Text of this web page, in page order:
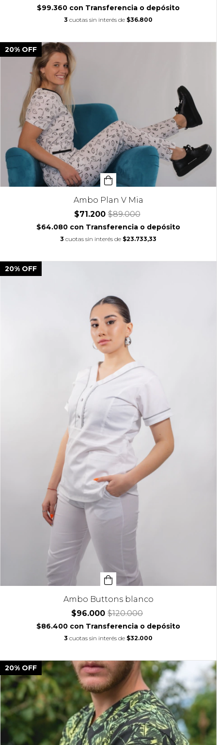
$99.360 con Transferencia o depósito
3 cuotas sin interés de $36.800
20% OFF
Ambo Plan V Mia
$71.200$89.000
$64.080 con Transferencia o depósito
3 cuotas sin interés de $23.733,33
20% OFF
Ambo Buttons blanco
$96.000 $120.000
$86.400 con Transferencia o depósito
3 cuotas sin interés de $32.000
20% OFF